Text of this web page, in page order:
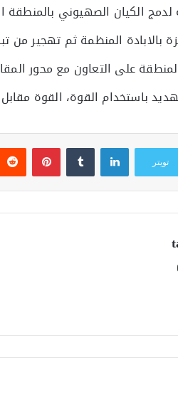
الكيان الصهيوني بالمنطقة
بالابادة المنظمة ثم تهجير
على التعاون مع محور
باستخدام القوة، القوة
تويتر
لينكدإن ‏Tumblr